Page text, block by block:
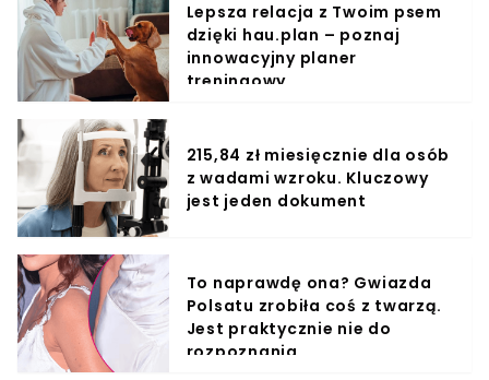
Lepsza relacja z Twoim psem
dzięki hau.plan – poznaj
innowacyjny planer
treningowy
215,84 zł miesięcznie dla osób
z wadami wzroku. Kluczowy
jest jeden dokument
To naprawdę ona? Gwiazda
Polsatu zrobiła coś z twarzą.
Jest praktycznie nie do
rozpoznania